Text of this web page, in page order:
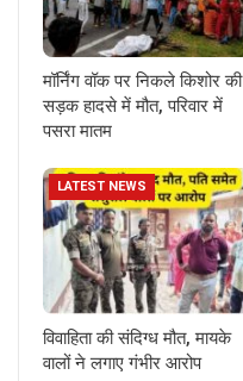
मॉर्निंग वॉक पर निकले किशोर की
सड़क हादसे में मौत, परिवार में
पसरा मातम
LATEST NEWS
विवाहिता की संदिग्ध मौत, मायके
वालों ने लगाए गंभीर आरोप